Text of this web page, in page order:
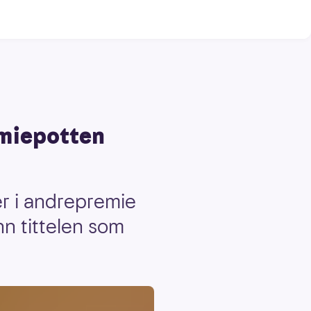
i andrepremie
tittelen som